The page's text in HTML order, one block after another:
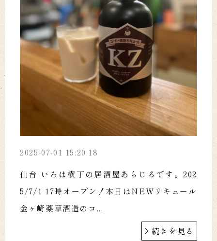
2025-07-01 15:20:18
仙台 いろは横丁の居酒屋あらじるです。202
5/7/1 17時オープン！本日はNEWリキュール
金ヶ崎薬草酒造のコ...
続きを見る